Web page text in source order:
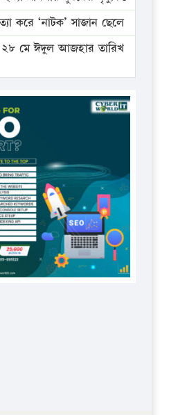
করে ‘নাটক’ সাজান ছেলে
মে ঈদুল আজহার তারিখ
আদালতে দুইটি প্রতিষ্ঠানকে
৪০হাজার টাকা জরিমানা।
ভাড়া বাড়ল
শতাংশ বিদ্যুতের দাম
পিডিবির
ও ২৫ মে ফেনী সফরে
গৌরবময় অর্জন: পূর্ণ
পিএইচডি করছেন